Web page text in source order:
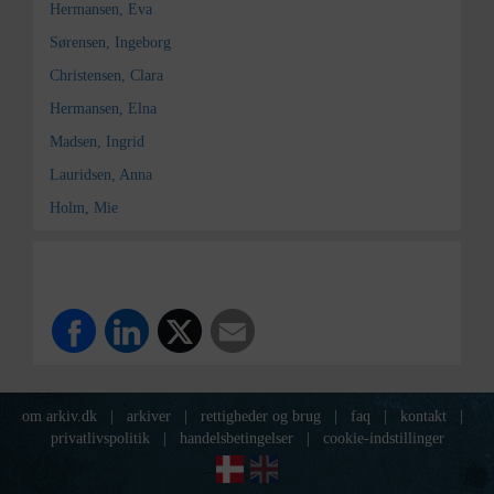
Hermansen, Eva
Sørensen, Ingeborg
Christensen, Clara
Hermansen, Elna
Madsen, Ingrid
Lauridsen, Anna
Holm, Mie
om arkiv.dk arkiver rettigheder og brug faq kontakt
privatlivspolitik
handelsbetingelser cookie-indstillinger